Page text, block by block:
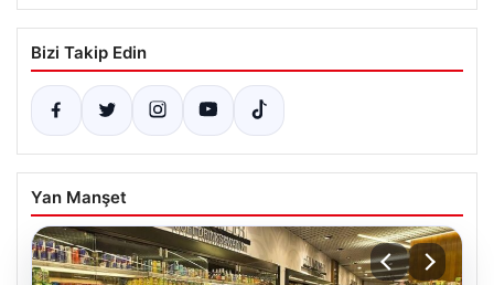
Bizi Takip Edin
Yan Manşet